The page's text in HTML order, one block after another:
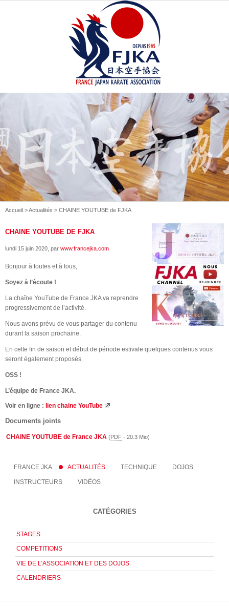
Accueil >Actualités > CHAINE YOUTUBE de FJKA
CHAINE YOUTUBE DE FJKA
lundi 15 juin 2020 , par www.francejka.com
Bonjour à toutes et à tous,
Soyez à l’écoute !
La chaîne YouTube de France JKA va reprendre
progressivement de l’activité.
Nous avons prévu de vous partager du contenu
durant la saison prochaine.
En cette fin de saison et début de période estivale quelques contenus vous
seront également proposés.
OSS !
L’équipe de France JKA.
Voir en ligne : lien chaine YouTube
Documents joints
CHAINE YOUTUBE de France JKA (PDF -20.3 Mio)
FRANCE JKA ACTUALITÉS TECHNIQUE DOJOS
INSTRUCTEURS VIDÉOS
CATÉGORIES
STAGES
COMPETITIONS
VIE DE L’ASSOCIATION ET DES DOJOS
CALENDRIERS